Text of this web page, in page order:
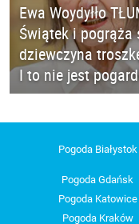
Ewa Woydyłło
Świątek i pogrąża
dziewczyna
I to nie jest
Pogoda Białystok
Pogoda Gdańsk
Pogoda Katowice
Pogoda Kraków